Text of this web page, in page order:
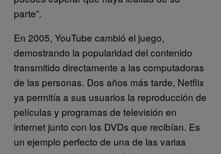
parte”.
En 2005, YouTube cambió el juego,
demostrando la popularidad del contenido
transmitido directamente a las computadoras
de las personas. Dos años más tarde, Netflix
ya permitía a sus usuarios la reproducción de
películas y programas de televisión en
internet junto con los DVDs que recibían. Es
un ejemplo perfecto de una de las varias